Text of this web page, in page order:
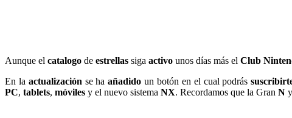
Aunque el catalogo de estrellas siga activo unos días más el Club
En la actualización se ha añadido un botón en el cual podrás
PC, tablets, móviles y el nuevo sistema NX. Recordamos que la Gran N y